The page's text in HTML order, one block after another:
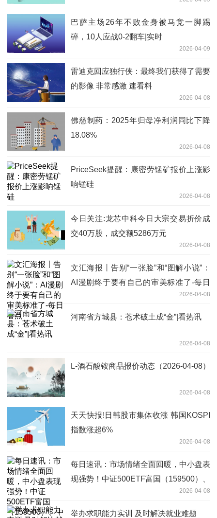
巴萨主场26年不败金身被马竞一脚踢
碎，10人应战0-2翻车|实时
2026-04-09
雷迪克回应独行侠：最终我们获得了需要
的影像 非常感激 速看料
2026-04-08
佛慈制药：2025年归母净利润同比下降
18.08%
2026-04-08
PriceSeek提醒：康密劳锰矿报价上涨影
响锰硅
2026-04-08
今日关注:龙芯中科今日大宗交易折价成
交40万股，成交额5286万元
2026-04-08
文汇海报丨告别“一张脸”和“图解小说”：
AI漫剧终于要有自己的审美标准了-每日
2026-04-08
河南省方城县：苍术破土成“金”|看热讯
2026-04-08
L-酒石酸铵商品报价动态（2026-04-08）
2026-04-08
天天快报!日韩股市集体收涨 韩国KOSPI
指数涨超6%
2026-04-08
每日速讯：市场情绪全面回暖，中小盘表
现强势！中证500ETF富国（159500）、
中证1000ETF富国（159629）、中证
2000ETF富国（563200）均上涨超4%
2026-04-08
举办求职能力实训 及时解决就业难题